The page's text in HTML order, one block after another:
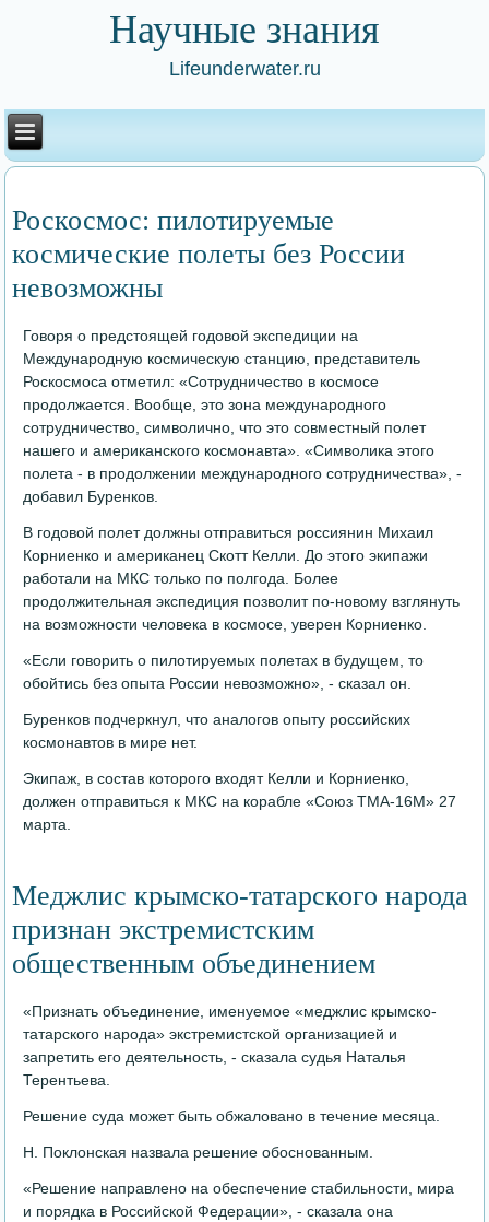
Научные знания
Lifeunderwater.ru
Роскосмос: пилотируемые
космические полеты без России
невозможны
Говоря о предстоящей годовой экспедиции на
Международную космическую станцию, представитель
Роскосмоса отметил: «Сотрудничество в космосе
продолжается. Вообще, это зона международного
сотрудничество, символично, что это совместный полет
нашего и американского космонавта». «Символика этого
полета - в продолжении международного сотрудничества», -
добавил Буренков.
В годовой полет должны отправиться россиянин Михаил
Корниенко и американец Скотт Келли. До этого экипажи
работали на МКС только по полгода. Более
продолжительная экспедиция позволит по-новому взглянуть
на возможности человека в космосе, уверен Корниенко.
«Если говорить о пилотируемых полетах в будущем, то
обойтись без опыта России невозможно», - сказал он.
Буренков подчеркнул, что аналогов опыту российских
космонавтов в мире нет.
Экипаж, в состав которого входят Келли и Корниенко,
должен отправиться к МКС на корабле «Союз ТМА-16М» 27
марта.
Меджлис крымско-татарского народа
признан экстремистским
общественным объединением
«Признать объединение, именуемое «меджлис крымско-
татарского народа» экстремистской организацией и
запретить его деятельность, - сказала судья Наталья
Терентьева.
Решение суда может быть обжаловано в течение месяца.
Н. Поклонская назвала решение обоснованным.
«Решение направлено на обеспечение стабильности, мира
и порядка в Российской Федерации», - сказала она